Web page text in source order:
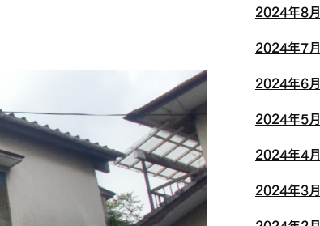
2024年8月
2024年7月
2024年6月
2024年5月
2024年4月
2024年3月